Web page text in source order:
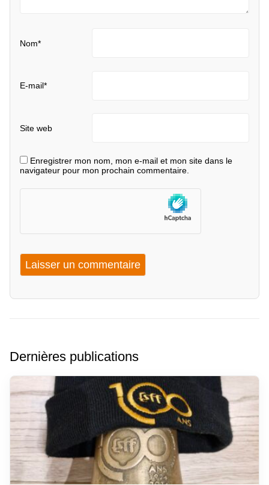
Nom*
E-mail*
Site web
Enregistrer mon nom, mon e-mail et mon site dans le
navigateur pour mon prochain commentaire.
Dernières publications